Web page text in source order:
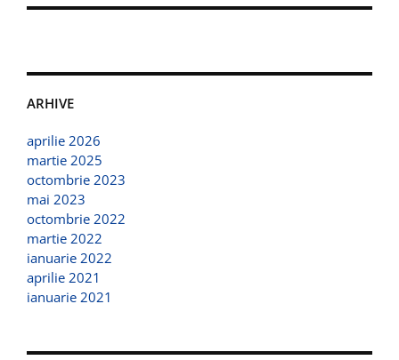
ARHIVE
aprilie 2026
martie 2025
octombrie 2023
mai 2023
octombrie 2022
martie 2022
ianuarie 2022
aprilie 2021
ianuarie 2021